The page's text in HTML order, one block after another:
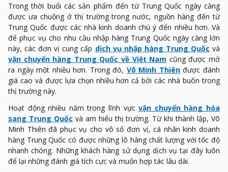
Trong thời buổi các sản phẩm đến từ Trung Quốc ngày càng
được ưa chuộng ở thị trường trong nước, nguồn hàng đến từ
Trung Quốc được các nhà kinh doanh chú ý đến nhiều hơn. Và
để phục vụ cho nhu cầu nhập hàng Trung Quốc ngày càng lớn
này, các đơn vị cung cấp dịch vụ nhập hàng Trung Quốc và
vận chuyển hàng Trung Quốc về Việt Nam cũng được mở
ra ngày một nhiều hơn. Trong đó, Võ Minh Thiênđược đánh
giá cao và được lựa chọn nhiều hơn cả bởi các nhà buôn trong
thị trường này.
Hoạt động nhiều năm trong lĩnh vựcvận chuyển hàng hóa
sang Trung Quốc và am hiểu thị trường. Từ khi thành lập, Võ
Minh Thiên đã phục vụ cho vô số đơn vị, cá nhân kinh doanh
hàng Trung Quốc có được những lô hàng chất lượng với tốc độ
nhanh chóng. Những khách hàng sử dụng dịch vụ tại đây luôn
để lại những đánh giá tích cực và muốn hợp tác lâu dài.